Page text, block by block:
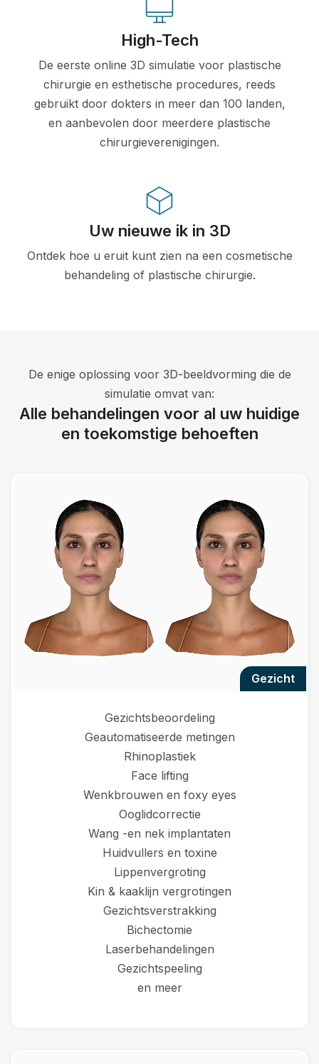
High-Tech
De eerste online 3D simulatie voor plastische
chirurgie en esthetische procedures, reeds
gebruikt door dokters in meer dan 100 landen,
en aanbevolen door meerdere plastische
chirurgieverenigingen.
Uw nieuwe ik in 3D
Ontdek hoe u eruit kunt zien na een cosmetische
behandeling of plastische chirurgie.
De enige oplossing voor 3D-beeldvorming die de
simulatie omvat van:
Alle behandelingen voor al uw huidige
en toekomstige behoeften
gezicht
Gezichtsbeoordeling
Geautomatiseerde metingen
Rhinoplastiek
Face lifting
Wenkbrouwen en foxy eyes
Ooglidcorrectie
Wang -en nek implantaten
Huidvullers en toxine
Lippenvergroting
Kin & kaaklijn vergrotingen
Gezichtsverstrakking
Bichectomie
Laserbehandelingen
Gezichtspeeling
en meer